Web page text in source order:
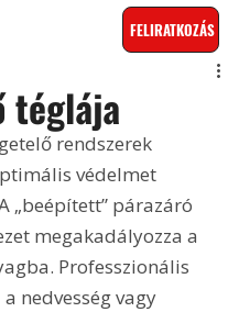
FELIRATKOZÁS
téglája
rendszerek
védelmet
„beépített” párazáró
megakadályozza a
Professzionális
nedvesség vagy